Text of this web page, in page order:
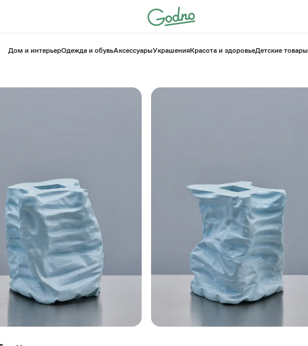
⁠Дом и интерьерОдежда и обувьАксессуарыУкрашенияКрасота и здоровье⁠Детские товары